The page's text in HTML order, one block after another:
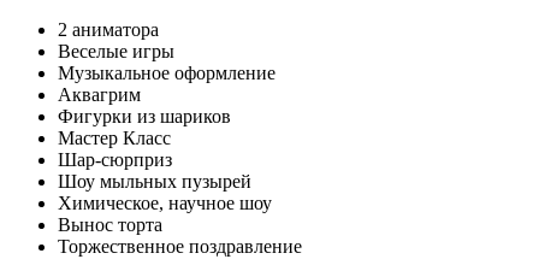
2 аниматора
Веселые игры
Музыкальное оформление
Аквагрим
Фигурки из шариков
Мастер Класс
Шар-сюрприз
Шоу мыльных пузырей
Химическое, научное шоу
Вынос торта
Торжественное поздравление